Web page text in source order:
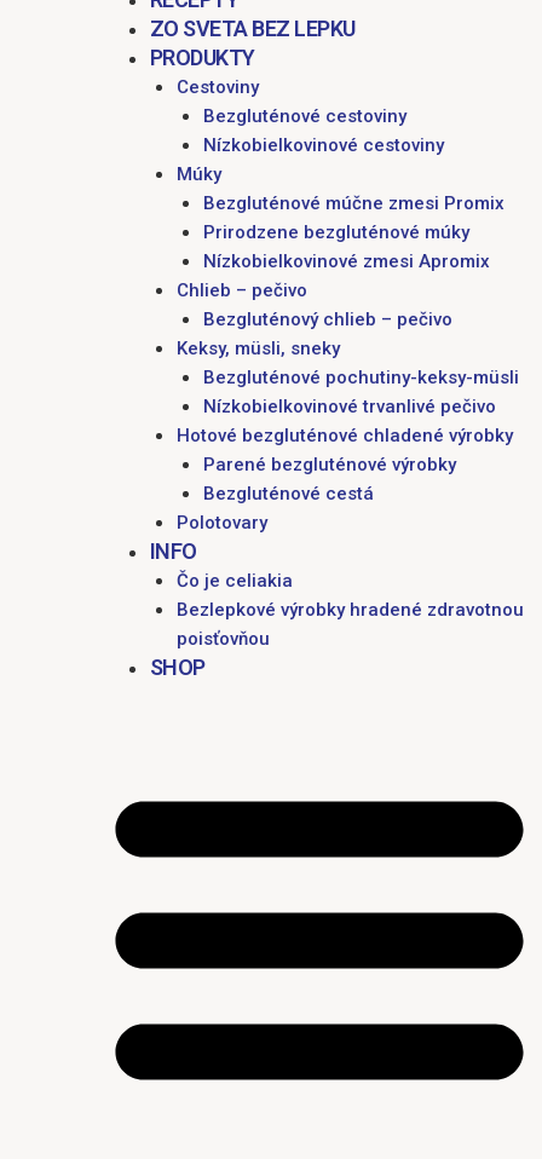
ZO SVETA BEZ LEPKU
PRODUKTY
Cestoviny
Bezgluténové cestoviny
Nízkobielkovinové cestoviny
Múky
Bezgluténové múčne zmesi Promix
Prirodzene bezgluténové múky
Nízkobielkovinové zmesi Apromix
Chlieb – pečivo
Bezgluténový chlieb – pečivo
Keksy, müsli, sneky
Bezgluténové pochutiny-keksy-müsli
Nízkobielkovinové trvanlivé pečivo
Hotové bezgluténové chladené výrobky
Parené bezgluténové výrobky
Bezgluténové cestá
Polotovary
INFO
Čo je celiakia
Bezlepkové výrobky hradené zdravotnou
poisťovňou
SHOP